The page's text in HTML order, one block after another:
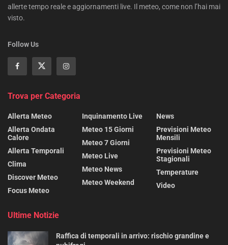
allerte tempo reale e aggiornamenti live. Il meteo, come non l’hai mai
visto.
Follow Us
Trova per Categoria
Allerta Meteo
Allerta Ondata
Calore
Allerta Temporali
Clima
Discover Meteo
Focus Meteo
Inquinamento Live
Meteo 15 Giorni
Meteo 7 Giorni
Meteo Live
Meteo News
Meteo Weekend
News
Previsioni Meteo
Mensili
Previsioni Meteo
Stagionali
Temperature
Video
Ultime Notizie
Raffica di temporali in arrivo: rischio grandine e